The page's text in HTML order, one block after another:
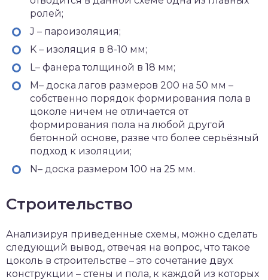
ролей;
J – пароизоляция;
K – изоляция в 8-10 мм;
L– фанера толщиной в 18 мм;
M– доска лагов размеров 200 на 50 мм –
собственно порядок формирования пола в
цоколе ничем не отличается от
формирования пола на любой другой
бетонной основе, разве что более серьёзный
подход к изоляции;
N– доска размером 100 на 25 мм.
Строительство
Анализируя приведенные схемы, можно сделать
следующий вывод, отвечая на вопрос, что такое
цоколь в строительстве – это сочетание двух
конструкции – стены и пола, к каждой из которых